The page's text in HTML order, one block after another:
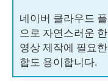
네이버 클라우드
으로 자연스러운
영상 제작에 필요
합도 용이합니다.